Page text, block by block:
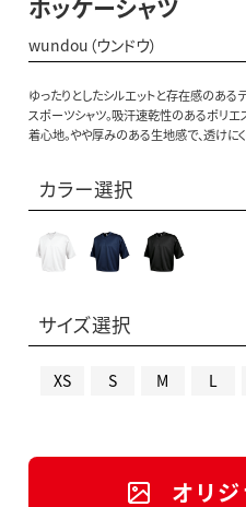
ホッケーシャツ
wundou（ウンドウ）
ゆったりとしたシルエットと存在感のある
スポーツシャツ。吸汗速乾性のあるポリ
着心地。やや厚みのある生地感で、透けに
カラー選択
サイズ選択
XS S M L
オリ